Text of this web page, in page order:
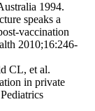
1994.
speaks a
vaccination
2010;16:246-
CL, et al.
in private